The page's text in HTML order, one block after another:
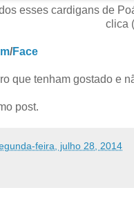
esses cardigans de
incrível clica (
/Face
que tenham gostado e
post.
feira, julho 28, 2014